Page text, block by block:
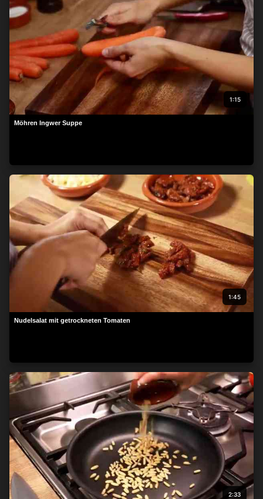
Website. Sie können Ihre Einstellungen jederzeit ändern oder
Ihre Einwilligung widerrufen, indem Sie zu dieser Website
zurückkehren und unten auf der Webseite auf die Schaltfläche
"Datenschutz" klicken.
1:15
Möhren Ingwer Suppe
1:45
Nudelsalat mit getrockneten Tomaten
2:33